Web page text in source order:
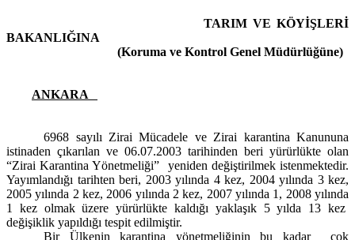
TARIM VE KÖYİŞLERİ
BAKANLIĞINA
(Koruma ve Kontrol Genel Müdürlüğüne)
ANKARA
6968 sayılı Zirai Mücadele ve Zirai karantina Kanununa
istinaden çıkarılan ve 06.07.2003 tarihinden beri yürürlükte olan
“Zirai Karantina Yönetmeliği”
yeniden değiştirilmek istenmektedir.
Yayımlandığı tarihten beri, 2003 yılında 4 kez, 2004 yılında 3 kez,
2005 yılında 2 kez, 2006 yılında 2 kez, 2007 yılında 1, 2008 yılında
1 kez olmak üzere yürürlükte kaldığı yaklaşık 5 yılda 13 kez
değişiklik yapıldığı tespit edilmiştir.
Bir Ülkenin karantina yönetmeliğinin bu kadar
çok